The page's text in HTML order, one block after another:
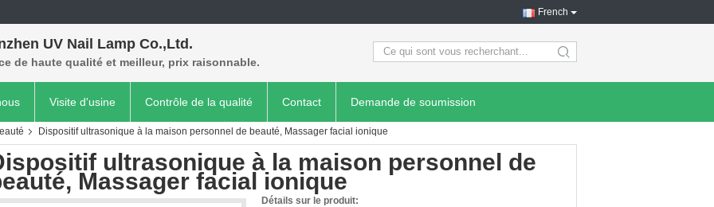
French
UV Nail Lamp Co.,Ltd.
de haute qualité et meilleur, prix raisonnable. search
Visite d'usine Contrôle de la qualité Contact Demande de soumission
Dispositif ultrasonique à la maison personnel de beauté, Massager facial ionique
ultrasonique à la maison personnel de
Massager facial ionique
Détails sur le produit: